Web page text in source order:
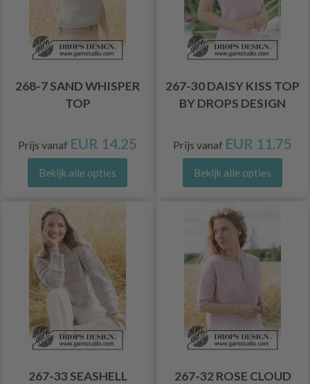
268-7 SAND WHISPER
TOP
Prijs vanaf EUR 14.25
Bekijk alle opties
267-30 DAISY KISS TOP
BY DROPS DESIGN
Prijs vanaf EUR 11.75
Bekijk alle opties
267-33 SEASHELL
267-32 ROSE CLOUD